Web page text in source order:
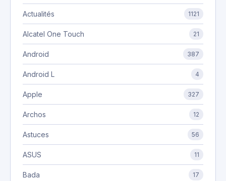
Actualités 1121
Alcatel One Touch 21
Android 387
Android L 4
Apple 327
Archos 12
Astuces 56
ASUS 11
Bada 17